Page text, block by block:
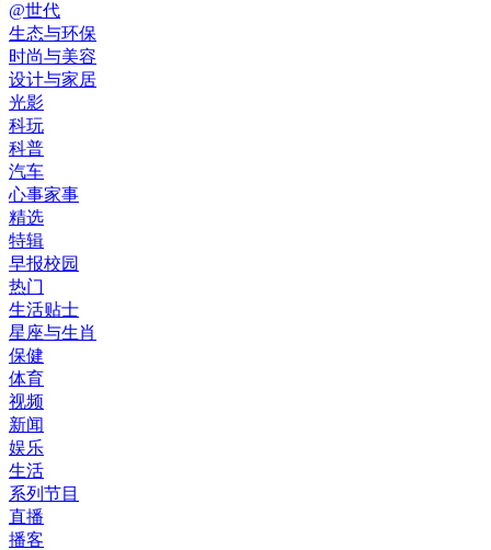
@世代
生态与环保
时尚与美容
设计与家居
光影
科玩
科普
汽车
心事家事
精选
特辑
早报校园
热门
生活贴士
星座与生肖
保健
体育
视频
新闻
娱乐
生活
系列节目
直播
播客